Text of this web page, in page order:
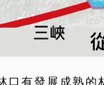
口有發展成熟